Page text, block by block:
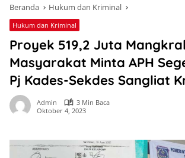
Beranda Hukum dan Kriminal
Hukum dan Kriminal
Proyek 519,2 Juta
Masyarakat Minta APH
Pj Kades-Sekdes Sangliat
Admin
3 Min Baca
Oktober 4, 2023